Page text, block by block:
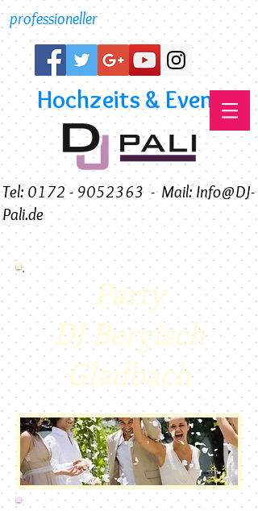
professioneller
Hochzeits & Event DJ
Tel: 0172 - 9052363 - Mail: Info@DJ-
Pali.de
Party
DJ Bergisch
Gladbach